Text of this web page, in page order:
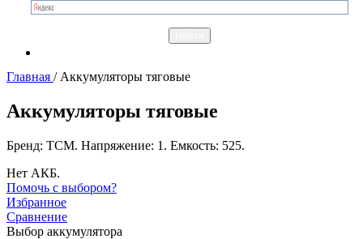
Главная / Аккумуляторы тяговые
Аккумуляторы тяговые
Бренд: TCM. Напряжение: 1. Емкость: 525.
Нет АКБ.
Помочь с выбором?
Избранное
Сравнение
Выбор аккумулятора